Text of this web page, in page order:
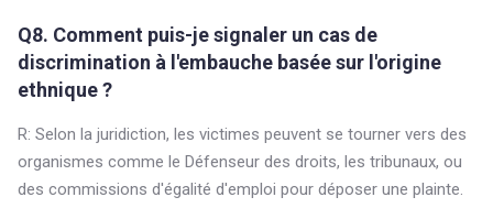
Q8. Comment puis-je signaler un cas de
discrimination à l'embauche basée sur l'origine
ethnique ?
R: Selon la juridiction, les victimes peuvent se tourner vers des
organismes comme le Défenseur des droits, les tribunaux, ou
des commissions d'égalité d'emploi pour déposer une plainte.